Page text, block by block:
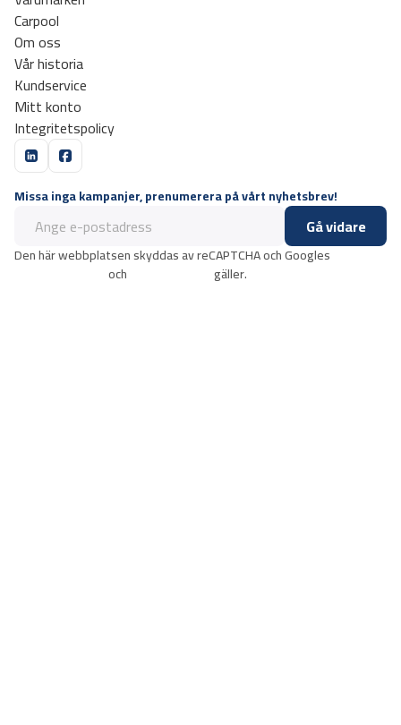
Carpool
Om oss
Vår historia
Kundservice
Mitt konto
Integritetspolicy
Missa inga kampanjer, prenumerera på vårt nyhetsbrev!
Gå vidare
Den här webbplatsen skyddas av reCAPTCHA och Googles
och gäller.